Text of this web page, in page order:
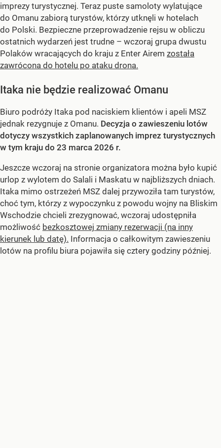
imprezy turystycznej. Teraz puste samoloty wylatujące
do Omanu zabiorą turystów, którzy utknęli w hotelach
do Polski. Bezpieczne przeprowadzenie rejsu w obliczu
ostatnich wydarzeń jest trudne – wczoraj grupa dwustu
Polaków wracających do kraju z Enter Airem została
zawrócona do hotelu po ataku drona.
Itaka nie będzie realizować Omanu
Biuro podróży Itaka pod naciskiem klientów i apeli MSZ
jednak rezygnuje z Omanu. Decyzja o zawieszeniu lotów
dotyczy wszystkich zaplanowanych imprez turystycznych
w tym kraju do 23 marca 2026 r.
Jeszcze wczoraj na stronie organizatora można było kupić
urlop z wylotem do Salali i Maskatu w najbliższych dniach.
Itaka mimo ostrzeżeń MSZ dalej przywoziła tam turystów,
choć tym, którzy z wypoczynku z powodu wojny na Bliskim
Wschodzie chcieli zrezygnować, wczoraj udostępniła
możliwość bezkosztowej zmiany rezerwacji (na inny
kierunek lub datę). Informacja o całkowitym zawieszeniu
lotów na profilu biura pojawiła się cztery godziny później.